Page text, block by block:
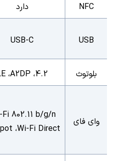
NFC دارد
USB
USB-C
بلوتوث 4.2، A2DP،
وای فای
Fi 802.11 b/g/n
Wi-Fi Direct،